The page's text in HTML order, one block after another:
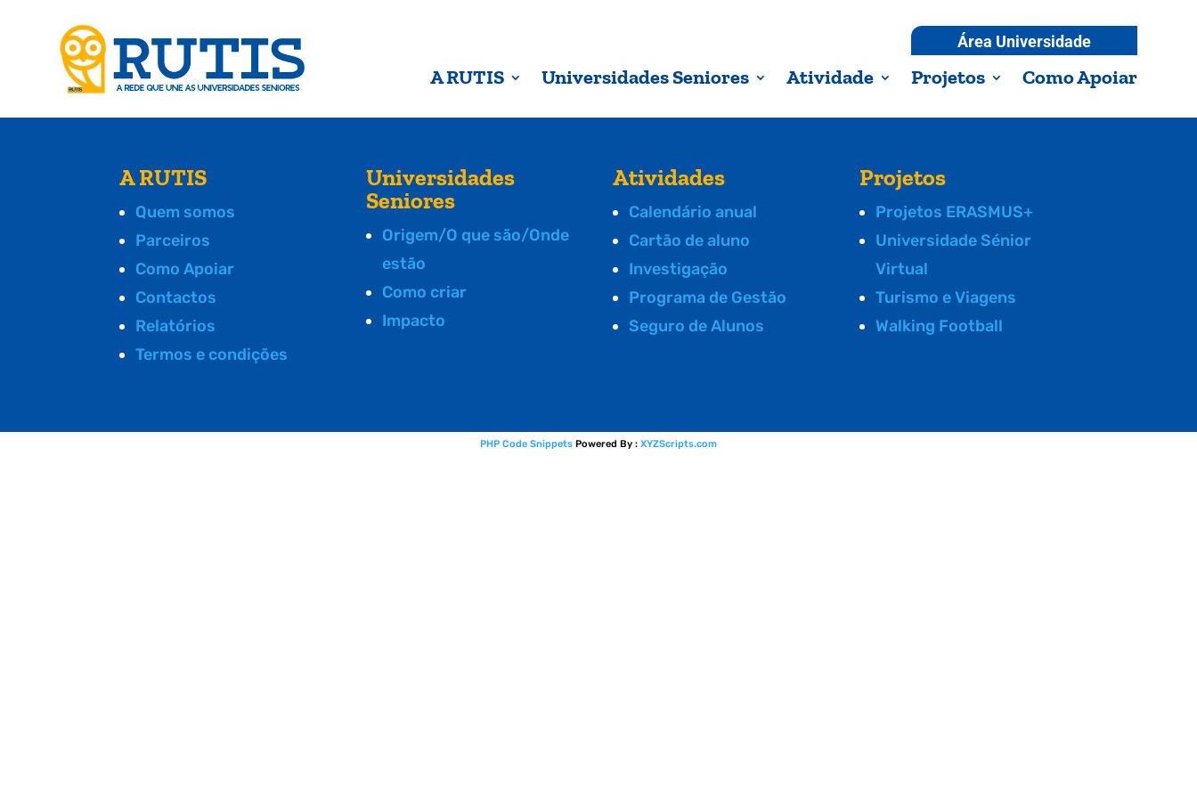
Área Universidade
A RUTIS Universidades Seniores Atividade Projetos Como Apoiar
A RUTIS
Quem somos
Parceiros
Como Apoiar
Contactos
Relatórios
Termos e condições
Universidades
Seniores
Origem/O que são/Onde
estão
Como criar
Impacto
Atividades
Calendário anual
Cartão de aluno
Investigação
Programa de Gestão
Seguro de Alunos
Projetos
Projetos ERASMUS+
Universidade Sénior
Virtual
Turismo e Viagens
Walking Football
PHP Code Snippets Powered By : XYZScripts.com